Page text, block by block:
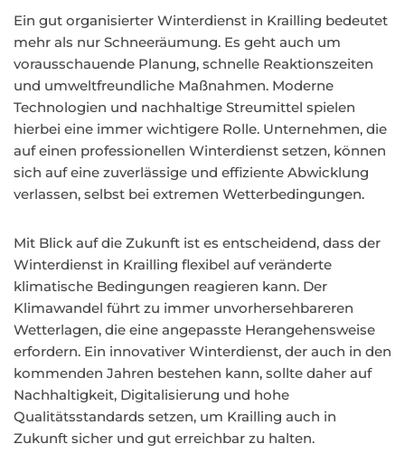
Ein gut organisierter Winterdienst in Krailling bedeutet
mehr als nur Schneeräumung. Es geht auch um
vorausschauende Planung, schnelle Reaktionszeiten
und umweltfreundliche Maßnahmen. Moderne
Technologien und nachhaltige Streumittel spielen
hierbei eine immer wichtigere Rolle. Unternehmen, die
auf einen professionellen Winterdienst setzen, können
sich auf eine zuverlässige und effiziente Abwicklung
verlassen, selbst bei extremen Wetterbedingungen.
Mit Blick auf die Zukunft ist es entscheidend, dass der
Winterdienst in Krailling flexibel auf veränderte
klimatische Bedingungen reagieren kann. Der
Klimawandel führt zu immer unvorhersehbareren
Wetterlagen, die eine angepasste Herangehensweise
erfordern. Ein innovativer Winterdienst, der auch in den
kommenden Jahren bestehen kann, sollte daher auf
Nachhaltigkeit, Digitalisierung und hohe
Qualitätsstandards setzen, um Krailling auch in
Zukunft sicher und gut erreichbar zu halten.